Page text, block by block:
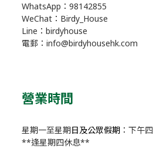
WhatsApp：98142855
WeChat：Birdy_House
Line：birdyhouse
電郵：info@birdyhousehk.com
營業時間
星期一至星期日及公眾假期 ：下午
**逢星期四休息**